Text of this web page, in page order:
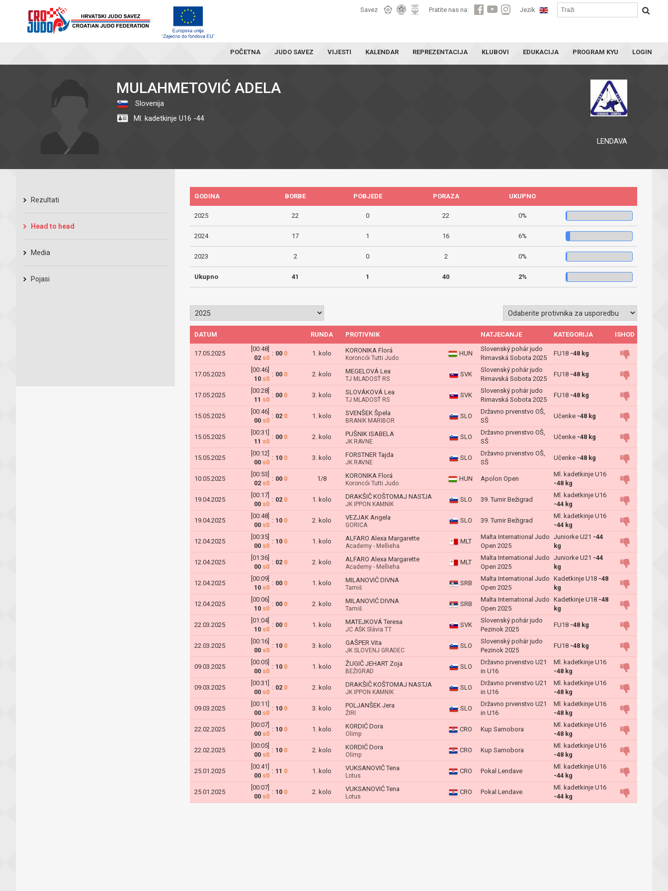
Savez Pratite nas na: Jezik
POČETNA JUDO SAVEZ VIJESTI KALENDAR REPREZENTACIJA KLUBOVI EDUKACIJA PROGRAM KYU LOGIN
MULAHMETOVIĆ ADELA
Slovenija
Ml. kadetkinje U16 -44
LENDAVA
Rezultati
Head to head
Media
Pojasi
GODINA BORBE POBJEDE PORAZA UKUPNO
2025 22 0 22 0%
2024 17 1 16 6%
2023 2 0 2 0%
Ukupno 41 1 40 2%
DATUM RUNDA PROTIVNIK NATJECANJE KATEGORIJA ISHOD
17.05.2025
[00:48]
02 s0
: 00 0 1. kolo KORONIKA Florá
Koroncói Tutti Judo
HUN
Slovenský pohár judo
Rimavská Sobota 2025
FU18 -48 kg
17.05.2025
[00:46]
10 s0
: 00 0 2. kolo MEGELOVÁ Lea
TJ MLADOSŤ RS
SVK
Slovenský pohár judo
Rimavská Sobota 2025
FU18 -48 kg
17.05.2025
[00:28]
11 s0
: 00 0 3. kolo SLOVÁKOVÁ Lea
TJ MLADOSŤ RS
SVK
Slovenský pohár judo
Rimavská Sobota 2025
FU18 -48 kg
15.05.2025
[00:46]
00 s0
: 02 0 1. kolo SVENŠEK Špela
BRANIK MARIBOR
SLO
Državno prvenstvo OŠ,
SŠ
Učenke -48 kg
15.05.2025
[00:31]
11 s0
: 00 0 2. kolo PUŠNIK ISABELA
JK RAVNE
SLO
Državno prvenstvo OŠ,
SŠ
Učenke -48 kg
15.05.2025
[00:12]
00 s0
: 10 0 3. kolo FORSTNER Tajda
JK RAVNE
SLO
Državno prvenstvo OŠ,
SŠ
Učenke -48 kg
10.05.2025
[00:53]
02 s0
: 00 0 1/8 KORONIKA Florá
Koroncói Tutti Judo
HUN Apolon Open
Ml. kadetkinje U16
-48 kg
19.04.2025
[00:17]
00 s0
: 02 0 1. kolo DRAKŠIČ KOŠTOMAJ NASTJA
JK IPPON KAMNIK
SLO 39. Turnir Bežigrad
Ml. kadetkinje U16
-44 kg
19.04.2025
[00:48]
00 s0
: 10 0 2. kolo VEZJAK Angela
GORICA
SLO 39. Turnir Bežigrad
Ml. kadetkinje U16
-44 kg
12.04.2025
[00:35]
00 s0
: 10 0 1. kolo ALFARO Alexa Margarette
Academy - Mellieha
MLT
Malta International Judo
Open 2025
Juniorke U21 -44
kg
12.04.2025
[01:36]
00 s0
: 02 0 2. kolo ALFARO Alexa Margarette
Academy - Mellieha
MLT
Malta International Judo
Open 2025
Juniorke U21 -44
kg
12.04.2025
[00:09]
10 s0
: 00 0 1. kolo MILANOVIĆ DIVNA
Tamiš
SRB
Malta International Judo
Open 2025
Kadetkinje U18 -48
kg
12.04.2025
[00:06]
10 s0
: 00 0 2. kolo MILANOVIĆ DIVNA
Tamiš
SRB
Malta International Judo
Open 2025
Kadetkinje U18 -48
kg
22.03.2025
[01:04]
10 s0
: 00 0 1. kolo MATEJKOVÁ Teresa
JC AŠK Slávia TT
SVK
Slovenský pohár judo
Pezinok 2025
FU18 -48 kg
22.03.2025
[00:16]
00 s0
: 10 0 3. kolo GAŠPER Vita
JK SLOVENJ GRADEC
SLO
Slovenský pohár judo
Pezinok 2025
FU18 -48 kg
09.03.2025
[00:05]
00 s0
: 10 0 1. kolo ŽUGIČ JEHART Zoja
BEŽIGRAD
SLO
Državno prvenstvo U21
in U16
Ml. kadetkinje U16
-48 kg
09.03.2025
[00:31]
00 s0
: 02 0 2. kolo DRAKŠIČ KOŠTOMAJ NASTJA
JK IPPON KAMNIK
SLO
Državno prvenstvo U21
in U16
Ml. kadetkinje U16
-48 kg
09.03.2025
[00:11]
00 s0
: 10 0 3. kolo POLJANŠEK Jera
ŽIRI
SLO
Državno prvenstvo U21
in U16
Ml. kadetkinje U16
-48 kg
22.02.2025
[00:07]
00 s0
: 10 0 1. kolo KORDIĆ Dora
Olimp
CRO Kup Samobora
Ml. kadetkinje U16
-48 kg
22.02.2025
[00:05]
00 s0
: 10 0 2. kolo KORDIĆ Dora
Olimp
CRO Kup Samobora
Ml. kadetkinje U16
-48 kg
25.01.2025
[00:41]
00 s0
: 11 0 1. kolo VUKSANOVIĆ Tena
Lotus
CRO Pokal Lendave
Ml. kadetkinje U16
-44 kg
25.01.2025
[00:07]
00 s0
: 10 0 2. kolo VUKSANOVIĆ Tena
Lotus
CRO Pokal Lendave
Ml. kadetkinje U16
-44 kg